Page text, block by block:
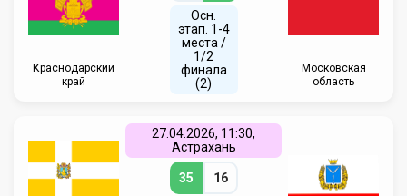
Краснодарский
край
Осн.
этап. 1-4
места /
1/2
финала
(2)
Московская
область
27.04.2026, 11:30,
Астрахань
35 16